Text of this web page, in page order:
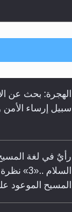
إتمام حفظ القرآن
حفل توزيع
الأحمدية بنيجيريا لعام
الهجرة: بحث عن
سبيل إرساء الأمن
رأيٌ في لغة
السلام
المسيح الموعود